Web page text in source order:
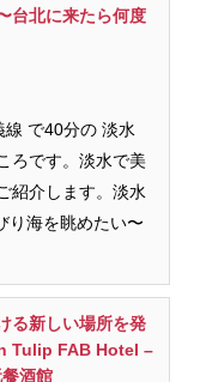
台北に来たら何度
線 で40分の 淡水
ろです。淡水で美
紹介します。淡水
り海を眺めたい〜
る新しい場所を発
Tulip FAB Hotel –
酒館